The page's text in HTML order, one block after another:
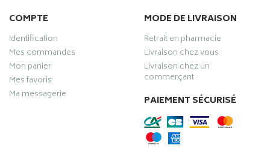
COMPTE
Identification
Mes commandes
Mon panier
Mes favoris
Ma messagerie
MODE DE LIVRAISON
Retrait en pharmacie
Livraison chez vous
Livraison chez un
commerçant
PAIEMENT SÉCURISÉ